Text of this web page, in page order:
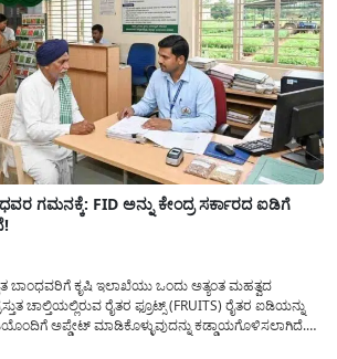
ಗಮನಕ್ಕೆ: FID ಅನ್ನು ಕೇಂದ್ರ ಸರ್ಕಾರದ ಐಡಿಗೆ
ಬಾಂಧವರಿಗೆ ಕೃಷಿ ಇಲಾಖೆಯು ಒಂದು ಅತ್ಯಂತ ಮಹತ್ವದ
ಚಾಲ್ತಿಯಲ್ಲಿರುವ ರೈತರ ಫ್ರೂಟ್ಸ್ (FRUITS) ರೈತರ ಐಡಿಯನ್ನು
ಅಪ್ಡೇಟ್ ಮಾಡಿಕೊಳ್ಳುವುದನ್ನು ಕಡ್ಡಾಯಗೊಳಿಸಲಾಗಿದೆ.